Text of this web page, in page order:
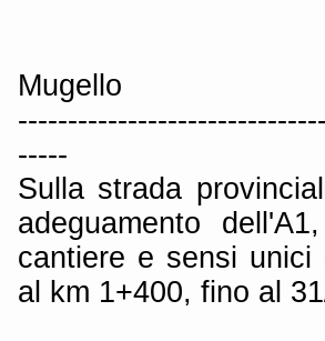
Mugello
-----
Sulla strada
adeguamento
cantiere e sensi
al km 1+400, fino al